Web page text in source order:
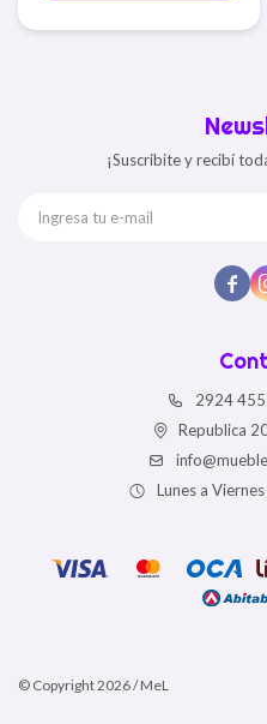
2924
Republica
Lunes a
¡Suscribite y recibí

© Copyright 2026 / MeL